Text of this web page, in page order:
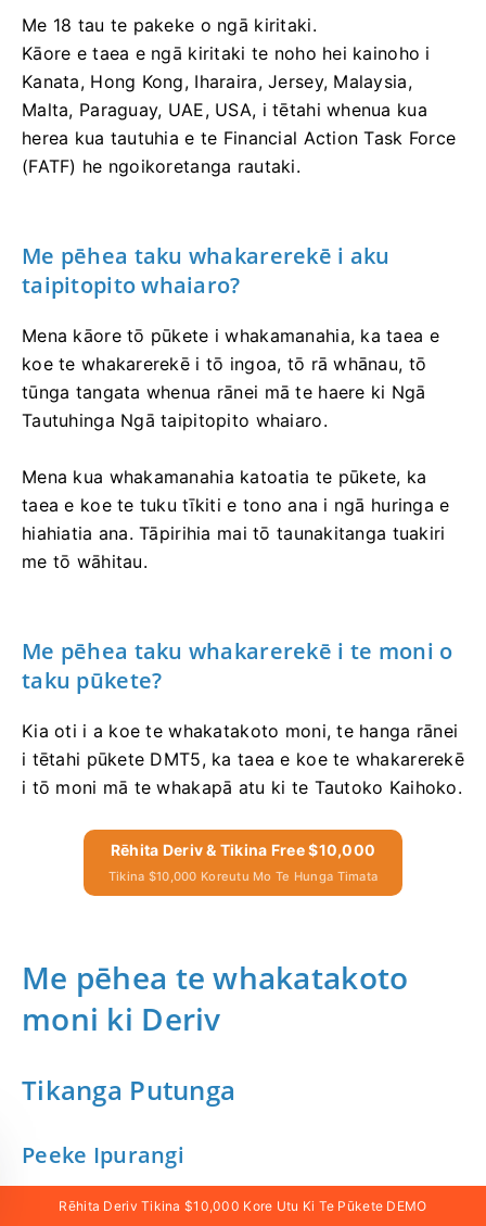
Me 18 tau te pakeke o ngā kiritaki.
Kāore e taea e ngā kiritaki te noho hei kainoho i
Kanata, Hong Kong, Iharaira, Jersey, Malaysia,
Malta, Paraguay, UAE, USA, i tētahi whenua kua
herea kua tautuhia e te Financial Action Task Force
(FATF) he ngoikoretanga rautaki.
Me pēhea taku whakarerekē i aku
taipitopito whaiaro?
Mena kāore tō pūkete i whakamanahia, ka taea e
koe te whakarerekē i tō ingoa, tō rā whānau, tō
tūnga tangata whenua rānei mā te haere ki Ngā
Tautuhinga Ngā taipitopito whaiaro.
Mena kua whakamanahia katoatia te pūkete, ka
taea e koe te tuku tīkiti e tono ana i ngā huringa e
hiahiatia ana. Tāpirihia mai tō taunakitanga tuakiri
me tō wāhitau.
Me pēhea taku whakarerekē i te moni o
taku pūkete?
Kia oti i a koe te whakatakoto moni, te hanga rānei
i tētahi pūkete DMT5, ka taea e koe te whakarerekē
i tō moni mā te whakapā atu ki te Tautoko Kaihoko.
Rēhita Deriv & Tikina Free $10,000
Tikina $10,000 Koreutu Mo Te Hunga Timata
Me pēhea te whakatakoto
moni ki Deriv
Tikanga Putunga
Peeke Ipurangi
Rēhita Deriv Tikina $10,000 Kore Utu Ki Te Pūkete DEMO